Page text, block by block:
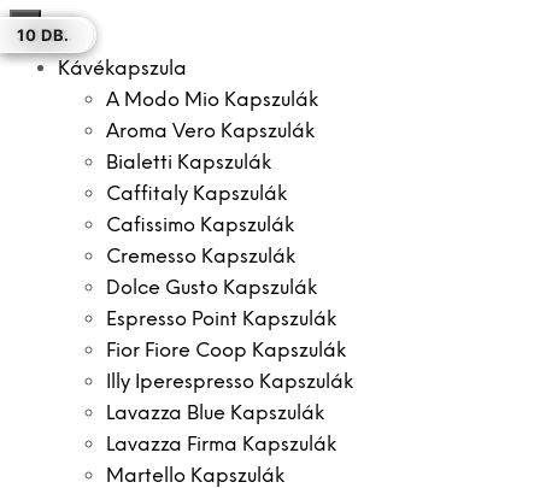
×
Kávékapszula
A Modo Mio Kapszulák
Aroma Vero Kapszulák
Bialetti Kapszulák
Caffitaly Kapszulák
Cafissimo Kapszulák
Cremesso Kapszulák
Dolce Gusto Kapszulák
Espresso Point Kapszulák
Fior Fiore Coop Kapszulák
Illy Iperespresso Kapszulák
Lavazza Blue Kapszulák
Lavazza Firma Kapszulák
Martello Kapszulák
50 DB.
10 DB.
18 DB.
10 DB.
10 DB.
30 DB.
10 DB.